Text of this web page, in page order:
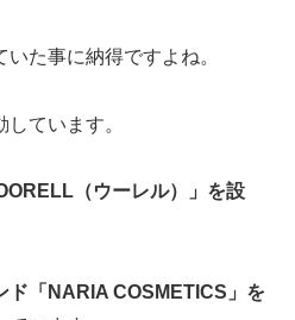
た事に納得ですよね。
ています。
（ウーレル）」を設
ド「NARIA COSMETICS」を